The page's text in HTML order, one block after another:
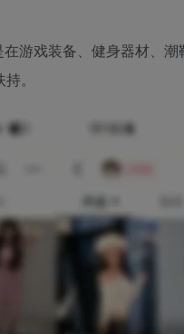
游戏装备、健身器材、
。